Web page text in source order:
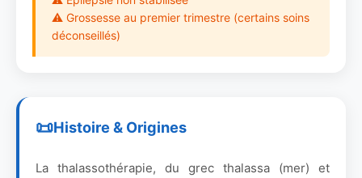
⚠ Grossesse au premier trimestre (certains soins
déconseillés)
Histoire & Origines
La thalassothérapie, du grec thalassa (mer) et